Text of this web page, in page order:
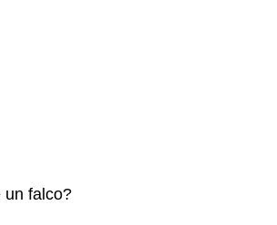
un falco?